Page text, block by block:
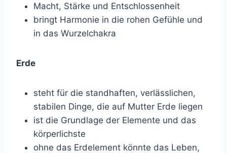
Macht, Stärke und Entschlossenheit
bringt Harmonie in die rohen Gefühle und
in das Wurzelchakra
Erde
steht für die standhaften, verlässlichen,
stabilen Dinge, die auf Mutter Erde liegen
ist die Grundlage der Elemente und das
körperlichste
ohne das Erdelement könnte das Leben,